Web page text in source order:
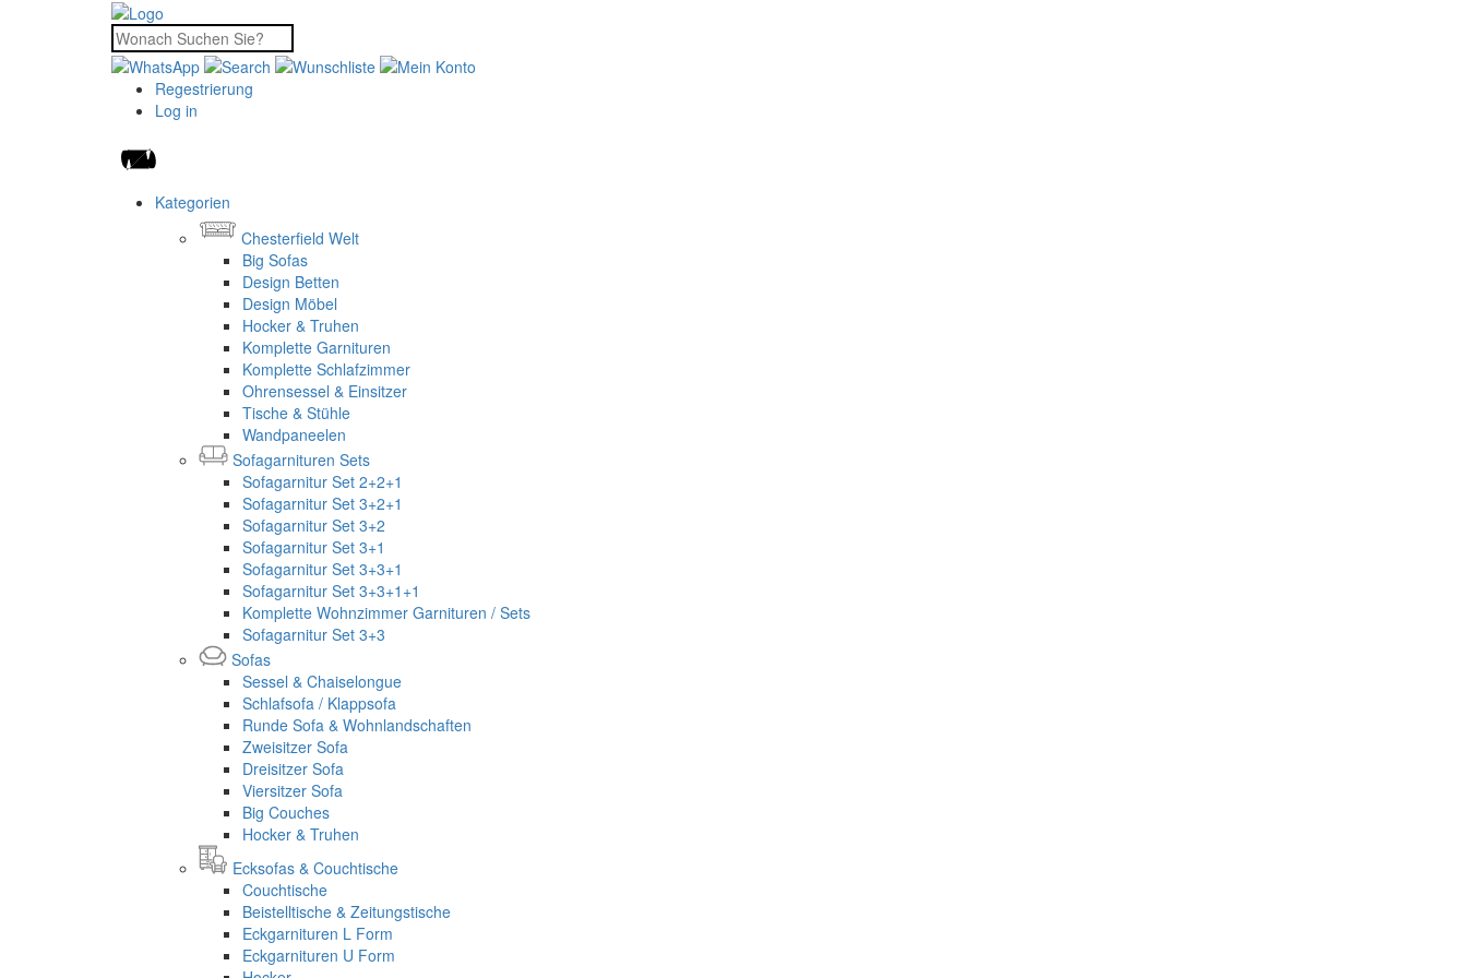
Regestrierung
Log in
Kategorien
Chesterfield Welt
Big Sofas
Design Betten
Design Möbel
Hocker & Truhen
Komplette Garnituren
Komplette Schlafzimmer
Ohrensessel & Einsitzer
Tische & Stühle
Wandpaneelen
Sofagarnituren Sets
Sofagarnitur Set 2+2+1
Sofagarnitur Set 3+2+1
Sofagarnitur Set 3+2
Sofagarnitur Set 3+1
Sofagarnitur Set 3+3+1
Sofagarnitur Set 3+3+1+1
Komplette Wohnzimmer Garnituren / Sets
Sofagarnitur Set 3+3
Sofas
Sessel & Chaiselongue
Schlafsofa / Klappsofa
Runde Sofa & Wohnlandschaften
Zweisitzer Sofa
Dreisitzer Sofa
Viersitzer Sofa
Big Couches
Hocker & Truhen
Ecksofas & Couchtische
Couchtische
Beistelltische & Zeitungstische
Eckgarnituren L Form
Eckgarnituren U Form